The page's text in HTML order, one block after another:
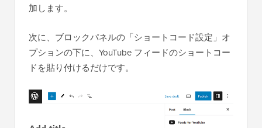
加します。
次に、ブロックパネルの「ショートコード設定」オ
プションの下に、YouTube フィードのショートコー
ドを貼り付けるだけです。